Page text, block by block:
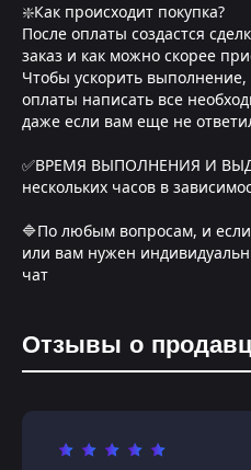
❇️Как происходит покупка?
После оплаты создастся
заказ и как можно скорее
Чтобы ускорить
оплаты написать все
даже если вам еще не
✅ВРЕМЯ ВЫПОЛНЕНИЯ И
нескольких часов в
🔷По любым вопросам, и
или вам нужен
чат
Отзывы о